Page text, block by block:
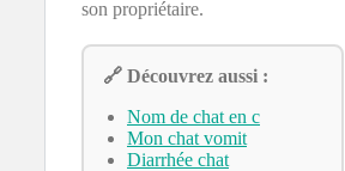
son propriétaire.
🔗 Découvrez aussi :
Nom de chat en c
Mon chat vomit
Diarrhée chat